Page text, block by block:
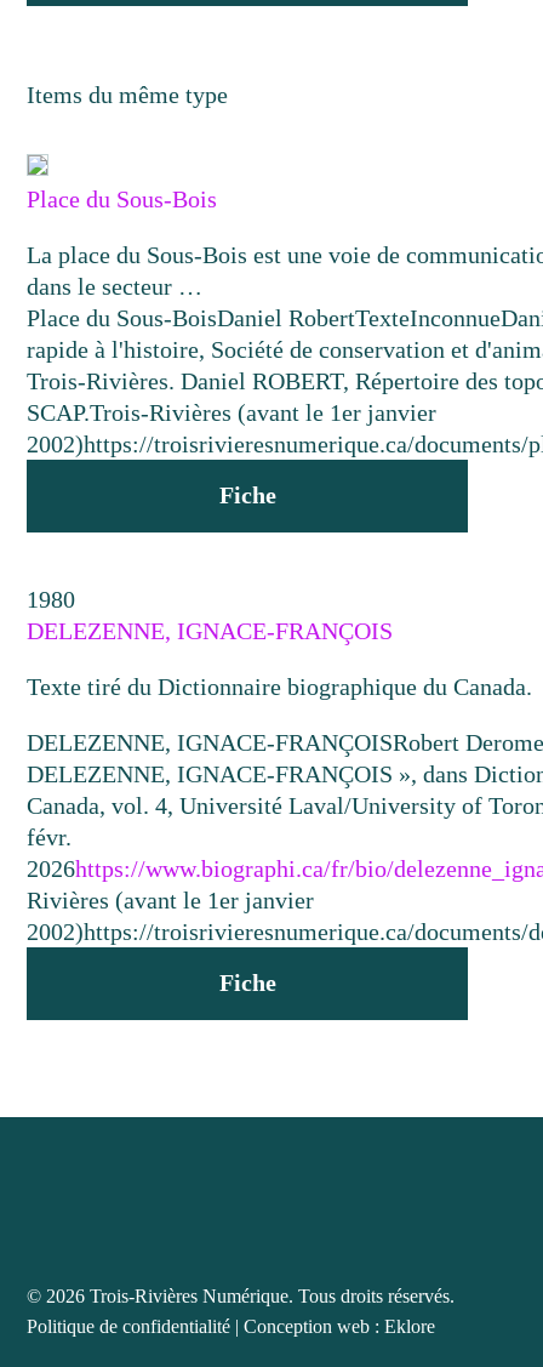
Items du même type
Place du Sous-Bois
La place du Sous-Bois est une voie de
dans le secteur …
Place du Sous-BoisDaniel RobertTexteInconnue
rapide à l'histoire, Société de conservation et
Trois-Rivières. Daniel ROBERT, Répertoire des
SCAP.Trois-Rivières (avant le 1er janvier
2002)https://troisrivieresnumerique.ca/documents/
Fiche
1980
DELEZENNE, IGNACE-FRANÇOIS
Texte tiré du Dictionnaire biographique du Canada.
DELEZENNE, IGNACE-FRANÇOISRobert
DELEZENNE, IGNACE-FRANÇOIS », dans
Canada, vol. 4, Université Laval/University of
févr.
2026https://www.biographi.ca/fr/bio/
Rivières (avant le 1er janvier
2002)https://troisrivieresnumerique.ca/documents/
Fiche
© 2026 Trois-Rivières Numérique. Tous droits réservés.
Politique de confidentialité |Conception web : Eklore